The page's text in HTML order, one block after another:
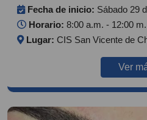
Fecha de inicio: Sábado 29
Horario: 8:00 a.m. - 12:00 m.
Lugar: CIS San Vicente de
Ver